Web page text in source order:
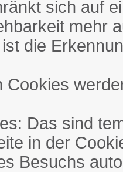
sich auf
mehr
die
Cookies
Das sind
in der
Besuchs